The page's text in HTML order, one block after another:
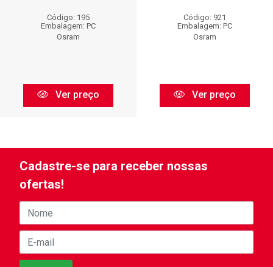
Código: 195
Embalagem: PC
Osram
Ver preço
Código: 921
Embalagem: PC
Osram
Ver preço
Cadastre-se para receber nossas
ofertas!